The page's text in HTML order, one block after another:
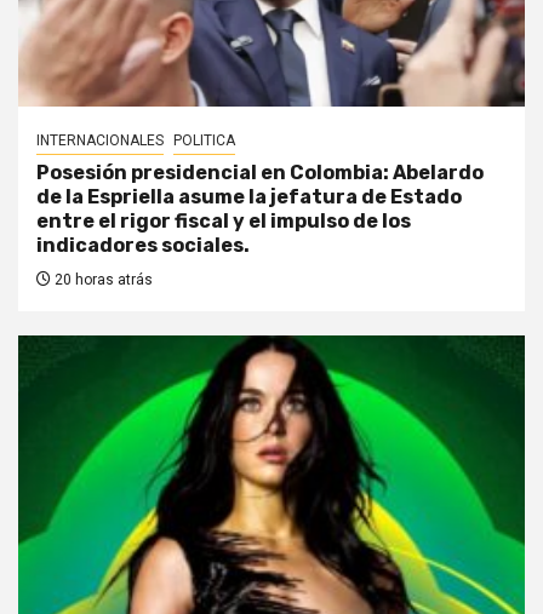
INTERNACIONALES POLITICA
Posesión presidencial en Colombia: Abelardo
de la Espriella asume la jefatura de Estado
entre el rigor fiscal y el impulso de los
indicadores sociales.
20 horas atrás